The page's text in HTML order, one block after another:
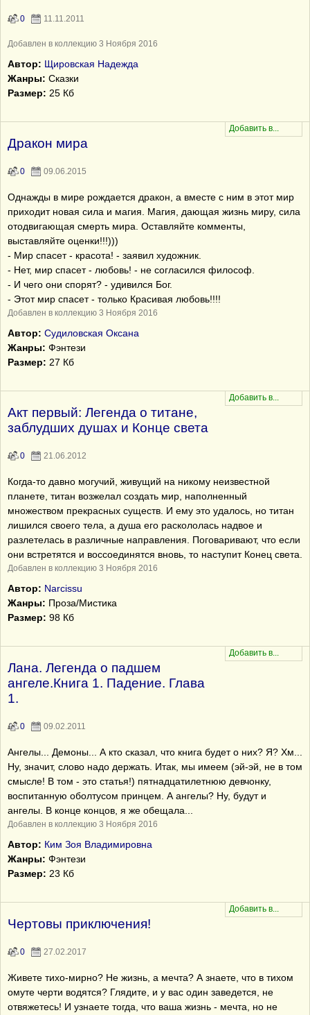
0 11.11.2011
Добавлен в коллекцию 3 Ноября 2016
Автор: Щировская Надежда
Жанры: Сказки
Размер: 25 Кб
Дракон мира
0 09.06.2015
Однажды в мире рождается дракон, а вместе с ним в этот мир
приходит новая сила и магия. Магия, дающая жизнь миру, сила
отодвигающая смерть мира. Оставляйте комменты,
выставляйте оценки!!!)))
- Мир спасет - красота! - заявил художник.
- Нет, мир спасет - любовь! - не согласился философ.
- И чего они спорят? - удивился Бог.
- Этот мир спасет - только Красивая любовь!!!!
Добавлен в коллекцию 3 Ноября 2016
Автор: Судиловская Оксана
Жанры: Фэнтези
Размер: 27 Кб
Акт первый: Легенда о титане,
заблудших душах и Конце света
0 21.06.2012
Когда-то давно могучий, живущий на никому неизвестной
планете, титан возжелал создать мир, наполненный
множеством прекрасных существ. И ему это удалось, но титан
лишился своего тела, а душа его раскололась надвое и
разлетелась в различные направления. Поговаривают, что если
они встретятся и воссоединятся вновь, то наступит Конец света.
Добавлен в коллекцию 3 Ноября 2016
Автор: Narcissu
Жанры: Проза/Мистика
Размер: 98 Кб
Лана. Легенда о падшем
ангеле.Книга 1. Падение. Глава
1.
0 09.02.2011
Ангелы... Демоны... А кто сказал, что книга будет о них? Я? Хм...
Ну, значит, слово надо держать. Итак, мы имеем (эй-эй, не в том
смысле! В том - это статья!) пятнадцатилетнюю девчонку,
воспитанную оболтусом принцем. А ангелы? Ну, будут и
ангелы. В конце концов, я же обещала...
Добавлен в коллекцию 3 Ноября 2016
Автор: Ким Зоя Владимировна
Жанры: Фэнтези
Размер: 23 Кб
Чертовы приключения!
0 27.02.2017
Живете тихо-мирно? Не жизнь, а мечта? А знаете, что в тихом
омуте черти водятся? Глядите, и у вас один заведется, не
отвяжетесь! И узнаете тогда, что ваша жизнь - мечта, но не